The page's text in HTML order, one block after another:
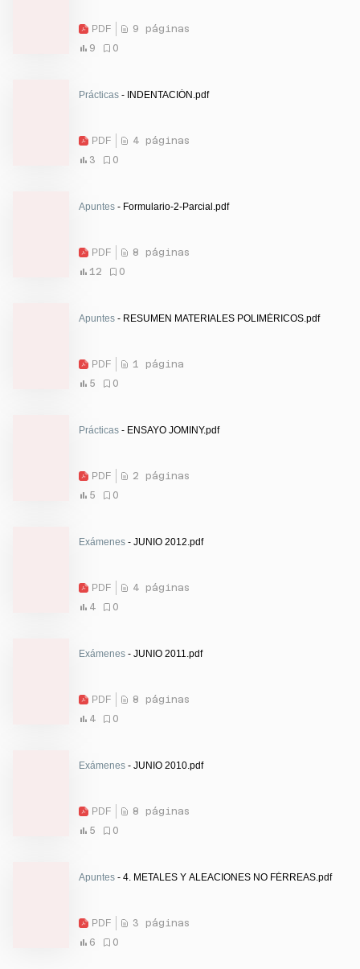
PDF
9 páginas
9
0
Prácticas - INDENTACIÓN.pdf
PDF
4 páginas
3
0
Apuntes - Formulario-2-Parcial.pdf
PDF
8 páginas
12
0
Apuntes - RESUMEN MATERIALES POLIMÉRICOS.pdf
PDF
1 página
5
0
Prácticas - ENSAYO JOMINY.pdf
PDF
2 páginas
5
0
Exámenes - JUNIO 2012.pdf
PDF
4 páginas
4
0
Exámenes - JUNIO 2011.pdf
PDF
8 páginas
4
0
Exámenes - JUNIO 2010.pdf
PDF
8 páginas
5
0
Apuntes - 4. METALES Y ALEACIONES NO FÉRREAS.pdf
PDF
3 páginas
6
0